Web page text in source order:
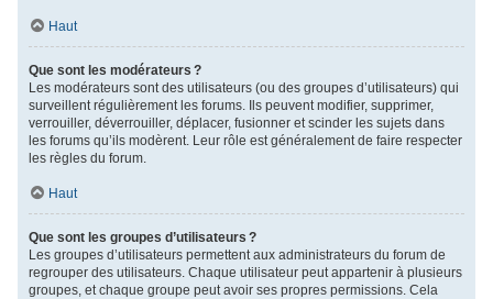
Haut
Que sont les modérateurs ?
Les modérateurs sont des utilisateurs (ou des groupes d’utilisateurs) qui
surveillent régulièrement les forums. Ils peuvent modifier, supprimer,
verrouiller, déverrouiller, déplacer, fusionner et scinder les sujets dans
les forums qu’ils modèrent. Leur rôle est généralement de faire respecter
les règles du forum.
Haut
Que sont les groupes d’utilisateurs ?
Les groupes d’utilisateurs permettent aux administrateurs du forum de
regrouper des utilisateurs. Chaque utilisateur peut appartenir à plusieurs
groupes, et chaque groupe peut avoir ses propres permissions. Cela